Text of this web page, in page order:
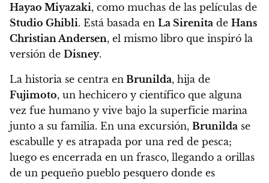
Hayao Miyazaki, como muchas de las películas de
Studio Ghibli. Está basada en La Sirenita de Hans
Christian Andersen, el mismo libro que inspiró la
versión de Disney.
La historia se centra en Brunilda, hija de
Fujimoto, un hechicero y científico que alguna
vez fue humano y vive bajo la superficie marina
junto a su familia. En una excursión, Brunilda se
escabulle y es atrapada por una red de pesca;
luego es encerrada en un frasco, llegando a orillas
de un pequeño pueblo pesquero donde es